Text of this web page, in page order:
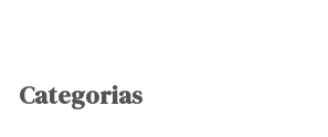
Categorias